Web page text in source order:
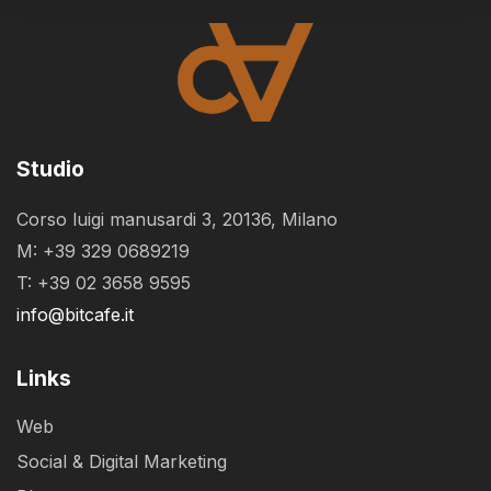
Studio
Corso luigi manusardi 3, 20136, Milano
M: +39 329 0689219
T: +39 02 3658 9595
info@bitcafe.it
Links
Web
Social & Digital Marketing